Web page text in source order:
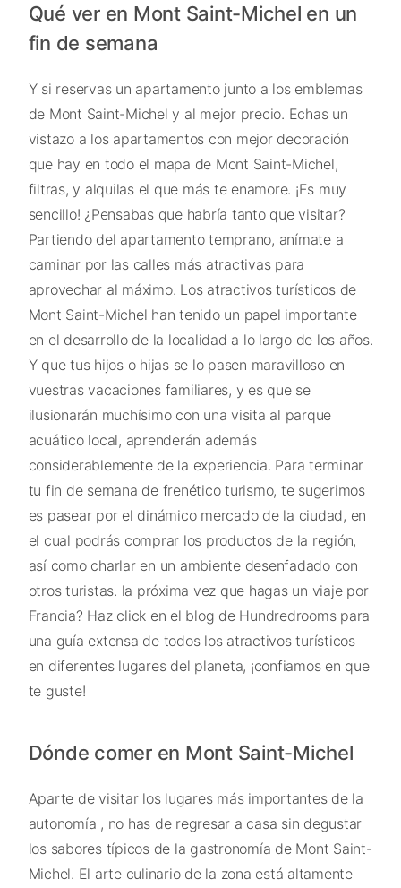
Qué ver en Mont Saint-Michel en un
fin de semana
Y si reservas un apartamento junto a los emblemas
de Mont Saint-Michel y al mejor precio. Echas un
vistazo a los apartamentos con mejor decoración
que hay en todo el mapa de Mont Saint-Michel,
filtras, y alquilas el que más te enamore. ¡Es muy
sencillo! ¿Pensabas que habría tanto que visitar?
Partiendo del apartamento temprano, anímate a
caminar por las calles más atractivas para
aprovechar al máximo. Los atractivos turísticos de
Mont Saint-Michel han tenido un papel importante
en el desarrollo de la localidad a lo largo de los años.
Y que tus hijos o hijas se lo pasen maravilloso en
vuestras vacaciones familiares, y es que se
ilusionarán muchísimo con una visita al parque
acuático local, aprenderán además
considerablemente de la experiencia. Para terminar
tu fin de semana de frenético turismo, te sugerimos
es pasear por el dinámico mercado de la ciudad, en
el cual podrás comprar los productos de la región,
así como charlar en un ambiente desenfadado con
otros turistas. la próxima vez que hagas un viaje por
Francia? Haz click en el blog de Hundredrooms para
una guía extensa de todos los atractivos turísticos
en diferentes lugares del planeta, ¡confiamos en que
te guste!
Dónde comer en Mont Saint-Michel
Aparte de visitar los lugares más importantes de la
autonomía , no has de regresar a casa sin degustar
los sabores típicos de la gastronomía de Mont Saint-
Michel. El arte culinario de la zona está altamente